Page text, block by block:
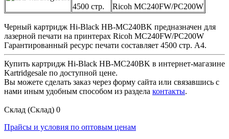
4500 стр. Ricoh MC240FW/PC200W​
Черный картридж Hi-Black HB-MC240BK предназначен для
лазерной печати на принтерах Ricoh MC240FW/PC200W
Гарантированный ресурс печати составляет 4500 стр. А4.
Купить картридж Hi-Black HB-MC240BK в интернет-магазине
Kartridgesale по доступной цене.
Вы можете сделать заказ через форму сайта или связавшись с
нами иным удобным способом из раздела контакты.
Склад (Склад) 0
Прайсы и условия по оптовым ценам